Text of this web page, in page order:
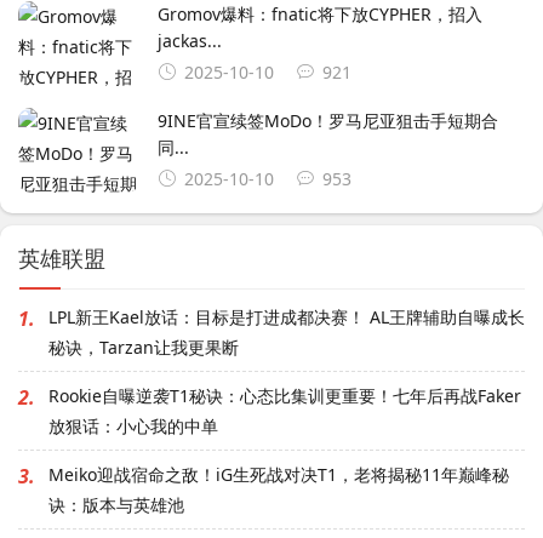
Gromov爆料：fnatic将下放CYPHER，招入
jackas...
2025-10-10
921
9INE官宣续签MoDo！罗马尼亚狙击手短期合
同...
2025-10-10
953
英雄联盟
1.
LPL新王Kael放话：目标是打进成都决赛！ AL王牌辅助自曝成长
秘诀，Tarzan让我更果断
2.
Rookie自曝逆袭T1秘诀：心态比集训更重要！七年后再战Faker
放狠话：小心我的中单
3.
Meiko迎战宿命之敌！iG生死战对决T1，老将揭秘11年巅峰秘
诀：版本与英雄池